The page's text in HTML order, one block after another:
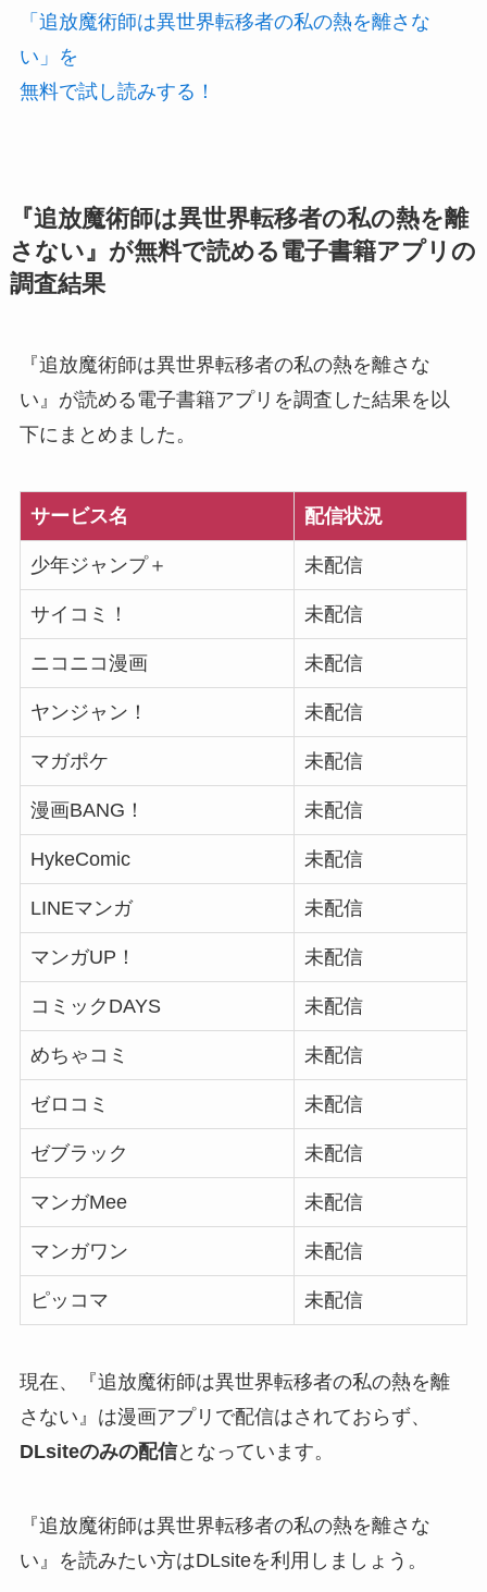
「追放魔術師は異世界転移者の私の熱を離さな
い」を
無料で試し読みする！
『追放魔術師は異世界転移者の私の熱を離
さない』が無料で読める電子書籍アプリの
調査結果
『追放魔術師は異世界転移者の私の熱を離さな
い』が読める電子書籍アプリを調査した結果を以
下にまとめました。
サービス名 配信状況
少年ジャンプ＋ 未配信
サイコミ！ 未配信
ニコニコ漫画 未配信
ヤンジャン！ 未配信
マガポケ 未配信
漫画BANG！ 未配信
HykeComic 未配信
LINEマンガ 未配信
マンガUP！ 未配信
コミックDAYS 未配信
めちゃコミ 未配信
ゼロコミ 未配信
ゼブラック 未配信
マンガMee 未配信
マンガワン 未配信
ピッコマ 未配信
現在、『追放魔術師は異世界転移者の私の熱を離
さない』は漫画アプリで配信はされておらず、
DLsiteのみの配信となっています。
『追放魔術師は異世界転移者の私の熱を離さな
い』を読みたい方はDLsiteを利用しましょう。